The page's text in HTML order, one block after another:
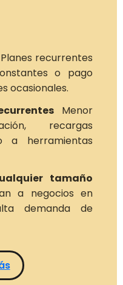
recurrentes
o pago
ocasionales.
Menor
recargas
a herramientas
tamaño
a negocios en
demanda de